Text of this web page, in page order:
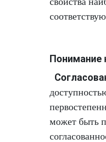
Понимание
может быть